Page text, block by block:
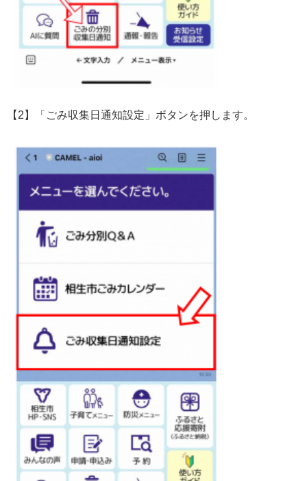
【2】「ごみ収集日通知設定」ボタンを押します。